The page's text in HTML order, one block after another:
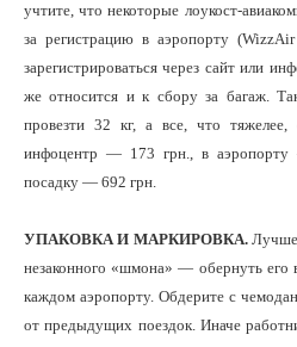
учтите, что некоторые лоукост-
за регистрацию в аэропорту
зарегистрироваться через сайт или
же относится и к сбору за багаж.
провезти 32 кг, а все, что тяжелее,
инфоцентр — 173 грн., в
посадку — 692 грн.
УПАКОВКА И МАРКИРОВКА.
незаконного «шмона» — обернуть его
каждом аэропорту. Обдерите с
от предыдущих поездок. Иначе